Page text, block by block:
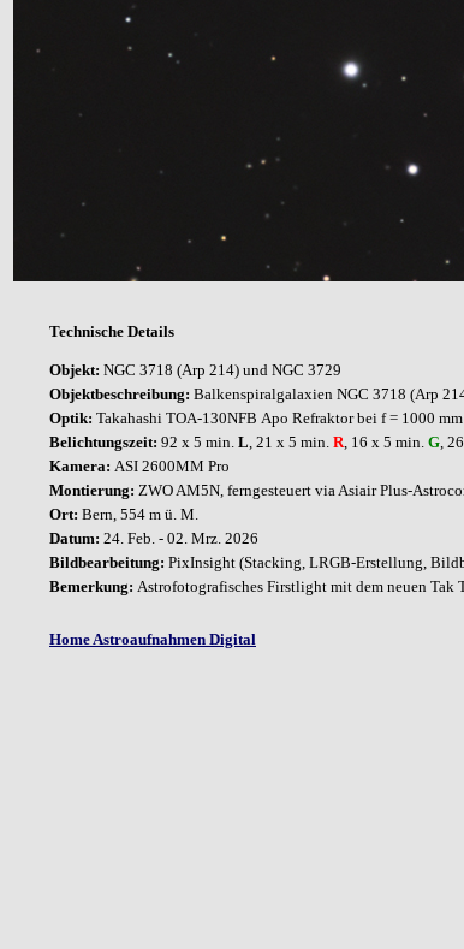
Technische Details
Objekt: NGC 3718 (Arp 214) und NGC 3729
Objektbeschreibung: Balkenspiralgalaxien NGC 3718 (Arp
Optik: Takahashi TOA-130NFB Apo Refraktor bei f = 1000 mm
Belichtungszeit: 92 x 5 min. L, 21 x 5 min. R, 16 x 5 min. G,
Kamera: ASI 2600MM Pro
Montierung: ZWO AM5N, ferngesteuert via Asiair Plus-
Ort: Bern, 554 m ü. M.
Datum: 24. Feb. - 02. Mrz. 2026
Bildbearbeitung: PixInsight (Stacking, LRGB-Erstellung,
Bemerkung: Astrofotografisches Firstlight mit dem neuen Tak
Home Astroaufnahmen Digital